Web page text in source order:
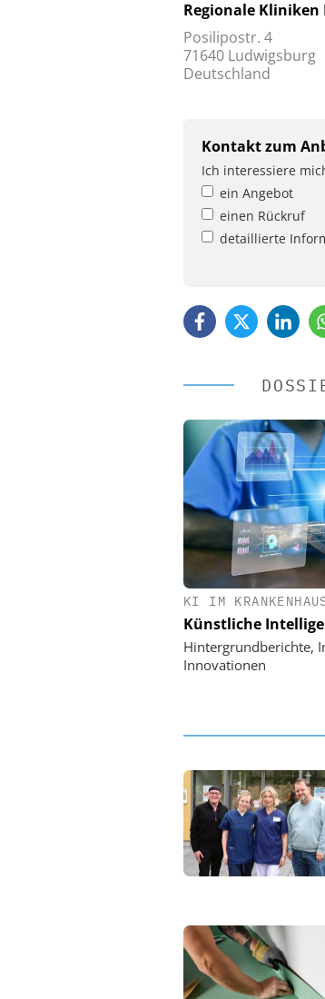
Regionale Kliniken
Posilipostr. 4
71640 Ludwigsburg
Deutschland
Kontakt zum
Ich interessiere
ein Angebot
einen Rückruf
detaillierte
KI IM
Künstliche
Hintergrundberichte,
Innovationen
EASY
Ordnung